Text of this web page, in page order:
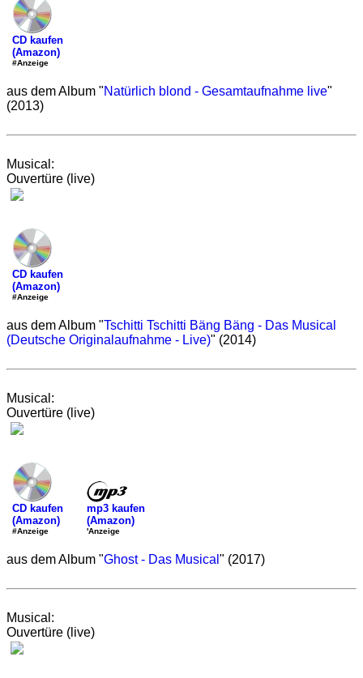
CD kaufen
(Amazon)
#Anzeige
aus dem Album "Natürlich blond - Gesamtaufnahme live"
(2013)
Musical:
Ouvertüre (live)
CD kaufen
(Amazon)
#Anzeige
aus dem Album "Tschitti Tschitti Bäng Bäng - Das Musical
(Deutsche Originalaufnahme - Live)" (2014)
Musical:
Ouvertüre (live)
CD kaufen
(Amazon)
#Anzeige
mp3 kaufen
(Amazon)
'Anzeige
aus dem Album "Ghost - Das Musical " (2017)
Musical:
Ouvertüre (live)